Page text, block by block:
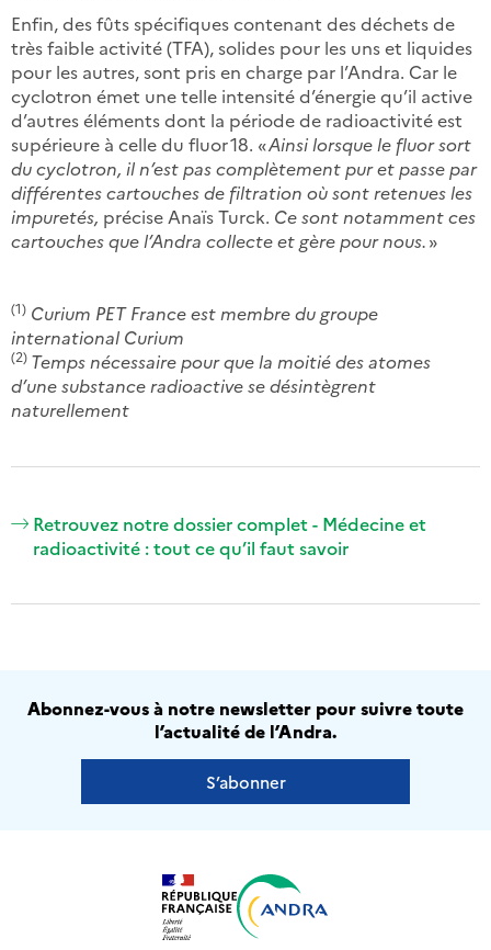
Enfin, des fûts spécifiques contenant des déchets de
très faible activité (TFA), solides pour les uns et liquides
pour les autres, sont pris en charge par ­l’Andra. Car le
cyclotron émet une telle intensité d’énergie qu’il active
d’autres éléments dont la période de radioactivité est
supérieure à celle du fluor 18. «Ainsi lorsque le fluor sort
du cyclotron, il n’est pas complètement pur et passe par
différentes cartouches de filtration où sont retenues les
impuretés, précise Anaïs Turck. Ce sont notamment ces
cartouches que ­l’Andra collecte et gère pour nous.»
(1) Curium PET France est membre du groupe
international Curium
(2) Temps nécessaire pour que la moitié des atomes
d’une substance radioactive se désintègrent
naturellement
Retrouvez notre dossier complet - Médecine et
radioactivité : tout ce qu’il faut savoir
Abonnez-vous à notre newsletter pour suivre toute
l’actualité de l’Andra.
S’abonner